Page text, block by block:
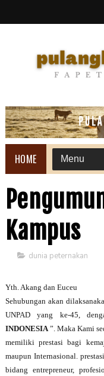
HOME
Kampus
dunia peternakan
Yth. Akang dan Euceu
Sehubungan akan
UNPAD yang ke-45,
INDONESIA”. Maka Kami
memiliki prestasi bagi
maupun Internasional.
bidang entrepreneur,